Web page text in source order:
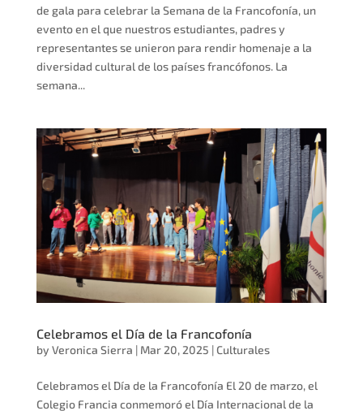
de gala para celebrar la Semana de la Francofonía, un
evento en el que nuestros estudiantes, padres y
representantes se unieron para rendir homenaje a la
diversidad cultural de los países francófonos. La
semana...
Celebramos el Día de la Francofonía
by Veronica Sierra | Mar 20, 2025 |Culturales
Celebramos el Día de la Francofonía El 20 de marzo, el
Colegio Francia conmemoró el Día Internacional de la